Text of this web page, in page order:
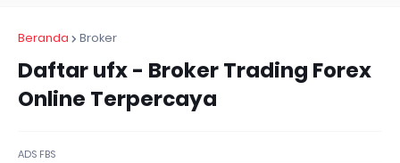
Beranda Broker
Daftar ufx - Broker Trading Forex
Online Terpercaya
ADS FBS